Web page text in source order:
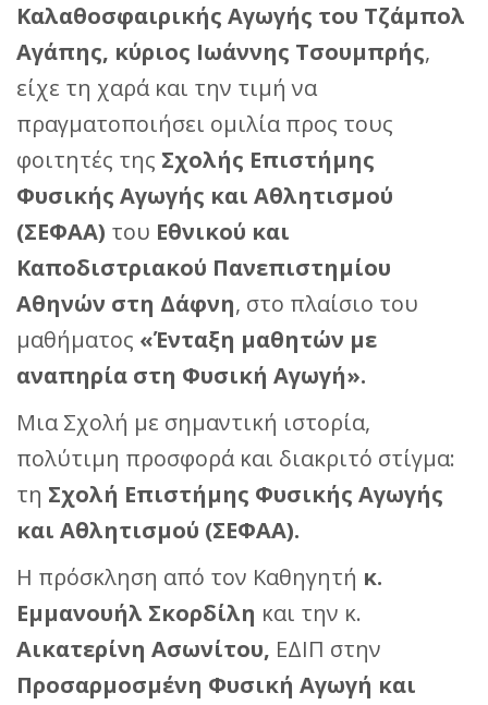
ΕΜΠΕΙΡΊΑ
ΣΤΗ
ΣΕΦΑΑ
Καλαθοσφαιρικής Αγωγής του Τζάμπολ
Αγάπης, κύριος Ιωάννης Τσουμπρής,
είχε τη χαρά και την τιμή να
πραγματοποιήσει ομιλία προς τους
φοιτητές της Σχολής Επιστήμης
Φυσικής Αγωγής και Αθλητισμού
(ΣΕΦΑΑ) του Εθνικού και
Καποδιστριακού Πανεπιστημίου
Αθηνών στη Δάφνη, στο πλαίσιο του
μαθήματος «Ένταξη μαθητών με
αναπηρία στη Φυσική Αγωγή».
Μια Σχολή με σημαντική ιστορία,
πολύτιμη προσφορά και διακριτό στίγμα:
τη Σχολή Επιστήμης Φυσικής Αγωγής
και Αθλητισμού (ΣΕΦΑΑ).
Η πρόσκληση από τον Καθηγητή κ.
Εμμανουήλ Σκορδίλη και την κ.
Αικατερίνη Ασωνίτου, ΕΔΙΠ στην
Προσαρμοσμένη Φυσική Αγωγή και